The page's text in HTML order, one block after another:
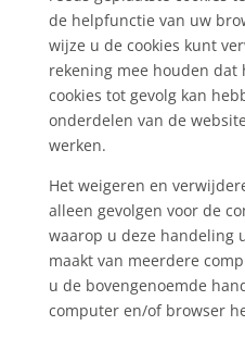
de helpfunctie van uw
wijze u de cookies kunt
rekening mee houden dat
cookies tot gevolg kan
onderdelen van de
werken.
Het weigeren en
alleen gevolgen voor de
waarop u deze handeling
maakt van meerdere
u de bovengenoemde
computer en/of browser